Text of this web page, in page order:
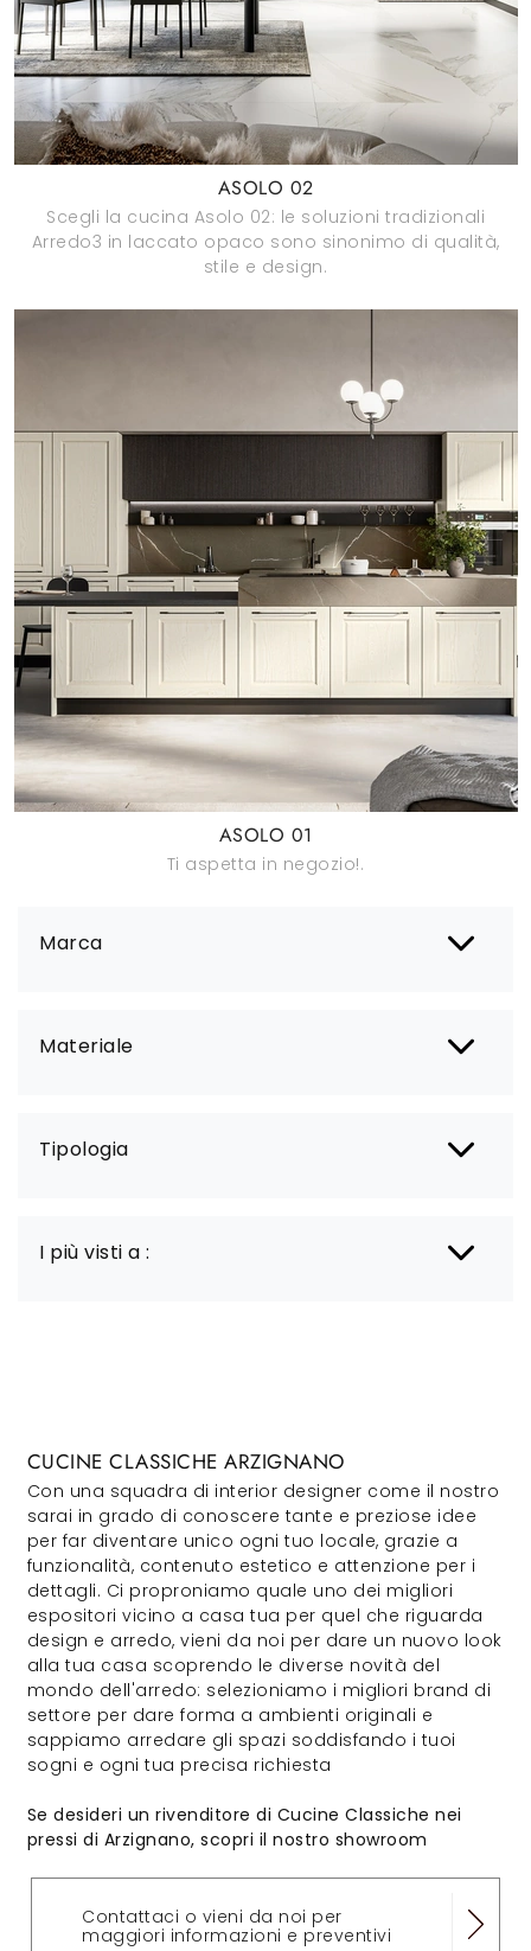
Marca
Materiale
Tipologia
I più visti a :
ASOLO 02
Scegli la cucina Asolo 02: le soluzioni tradizionali
Arredo3 in laccato opaco sono sinonimo di qualità,
stile e design.
ASOLO 01
Ti aspetta in negozio!.
CUCINE CLASSICHE ARZIGNANO
Con una squadra di interior designer come il nostro
sarai in grado di conoscere tante e preziose idee
per far diventare unico ogni tuo locale, grazie a
funzionalità, contenuto estetico e attenzione per i
dettagli. Ci proproniamo quale uno dei migliori
espositori vicino a casa tua per quel che riguarda
design e arredo, vieni da noi per dare un nuovo look
alla tua casa scoprendo le diverse novità del
mondo dell'arredo: selezioniamo i migliori brand di
settore per dare forma a ambienti originali e
sappiamo arredare gli spazi soddisfando i tuoi
sogni e ogni tua precisa richiesta
Se desideri un rivenditore di Cucine Classiche nei
pressi di Arzignano, scopri il nostro showroom
Contattaci o vieni da noi per
maggiori informazioni e preventivi